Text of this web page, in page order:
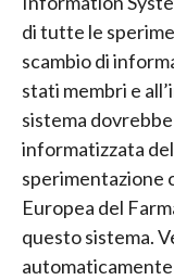
di tutte le
scambio di
stati membri e
sistema
informatizzata
sperimentazione
Europea del
questo sistema.